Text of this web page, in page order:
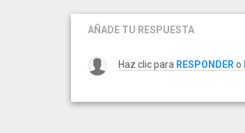
AÑADE TU RESPUESTA
Haz clic para RESPONDER o